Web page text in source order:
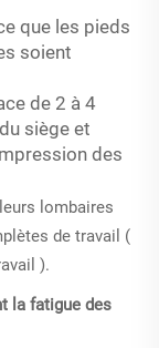
que les pieds
soient
de 2 à 4
siège et
des
lombaires
de travail (
).
la fatigue des